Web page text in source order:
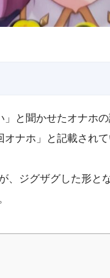
と聞かせたオナホ
オナホ」と記載され
、ジグザグした形と